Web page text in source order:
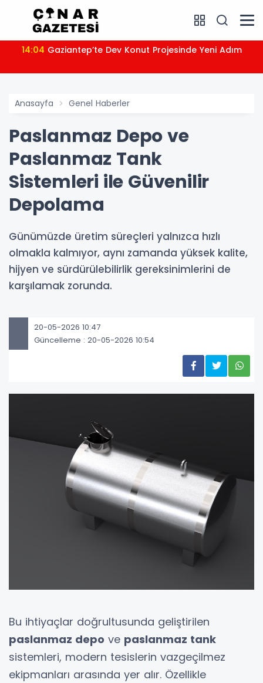
14:04 Gaziantep’te Dev Konut Projesinde Yeni Adım
Anasayfa Genel Haberler
Paslanmaz Depo ve
Paslanmaz Tank
Sistemleri ile Güvenilir
Depolama
Günümüzde üretim süreçleri yalnızca hızlı
olmakla kalmıyor, aynı zamanda yüksek kalite,
hijyen ve sürdürülebilirlik gereksinimlerini de
karşılamak zorunda.
20-05-2026 10:47
Güncelleme : 20-05-2026 10:54
Bu ihtiyaçlar doğrultusunda geliştirilen
paslanmaz depo ve paslanmaz tank
sistemleri, modern tesislerin vazgeçilmez
ekipmanları arasında yer alır. Özellikle